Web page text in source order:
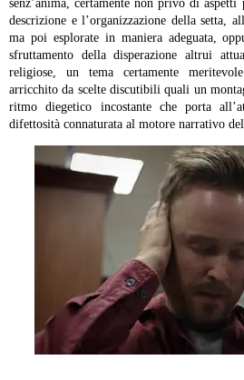
senz’anima, certamente non privo di
descrizione e l’organizzazione della setta,
ma poi esplorate in maniera adeguata,
sfruttamento della disperazione altrui
religiose, un tema certamente
arricchito da scelte discutibili quali un
ritmo diegetico incostante che porta
difettosità connaturata al motore narrativo